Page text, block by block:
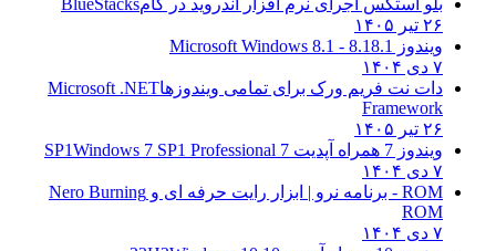
بلو استکس اجرای نرم افزار اندروید در کامBlueStacks
۲۶ تیر ۱۴۰۵
ویندوز 8.1
8.1 - Microsoft Windows 8.1
۷ دی ۱۴۰۴
دات نت فریم ورک برای تمامی ویندوزهاMicrosoft .NET
Framework
۲۶ تیر ۱۴۰۵
ویندوز 7 همراه آپدیت 7 SP1
Windows 7 SP1 Professional
۷ دی ۱۴۰۴
ROM - برنامه نرو | ابزار رایت حرفه ای و
Nero Burning
ROM
۷ دی ۱۴۰۴